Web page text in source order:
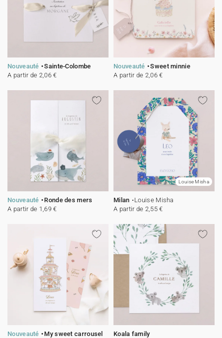
Nouveauté
Sainte-Colombe
A partir de 2,06 €
Nouveauté
Sweet minnie
A partir de 2,06 €
Nouveauté
Ronde des mers
A partir de 1,69 €
Louise Misha
Milan
Louise Misha
A partir de 2,55 €
Nouveauté
My sweet carrousel
Koala family